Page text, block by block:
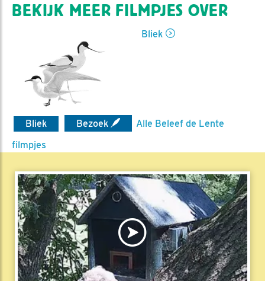
BEKIJK MEER FILMPJES OVER
Bliek
Bliek Bezoek
Alle Beleef de Lente
filmpjes